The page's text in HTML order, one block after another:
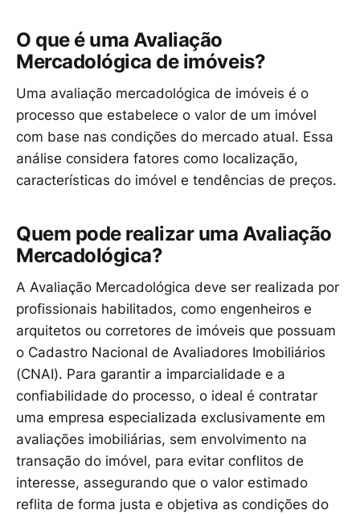
O que é uma Avaliação
Mercadológica de imóveis?
Uma avaliação mercadológica de imóveis é o
processo que estabelece o valor de um imóvel
com base nas condições do mercado atual. Essa
análise considera fatores como localização,
características do imóvel e tendências de preços.
Quem pode realizar uma Avaliação
Mercadológica?
A Avaliação Mercadológica deve ser realizada por
profissionais habilitados, como engenheiros e
arquitetos ou corretores de imóveis que possuam
o Cadastro Nacional de Avaliadores Imobiliários
(CNAI). Para garantir a imparcialidade e a
confiabilidade do processo, o ideal é contratar
uma empresa especializada exclusivamente em
avaliações imobiliárias, sem envolvimento na
transação do imóvel, para evitar conflitos de
interesse, assegurando que o valor estimado
reflita de forma justa e objetiva as condições do